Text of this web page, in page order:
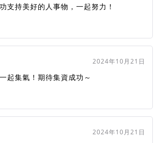
支持美好的人事物，一起努力！
2024年10月21日
起集氣！期待集資成功～
2024年10月21日